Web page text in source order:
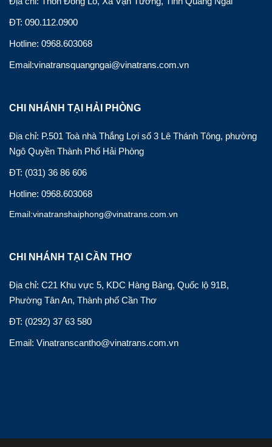
ĐT: 090.112.0900
Hotline: 0968.603068
Email:vinatransquangngai@vinatrans.com.vn
CHI NHÁNH TẠI HẢI PHÒNG
Địa chỉ: P.501 Toà nhà Thắng Lợi số 3 Lê Thánh Tông, phường
Ngô Quyền Thành Phố Hải Phòng
ĐT: (031) 36 86 606
Hotline: 0968.603068
Email:vinatranshaiphong@vinatrans.com.vn
CHI NHÁNH TẠI CẦN THƠ
Địa chỉ: C21 Khu vực 5, KDC Hàng Bàng, Quốc lộ 91B,
Phường Tân An, Thành phố Cần Thơ
ĐT: (0292) 37 63 580
Email: Vinatranscantho@vinatrans.com.vn